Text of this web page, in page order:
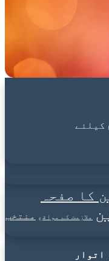
کیلئے
کا صفحہ
ملازمت کے مواقع
منتخب
اتوار